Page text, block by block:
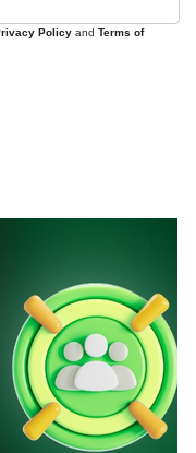
dùngPolicy and Terms of